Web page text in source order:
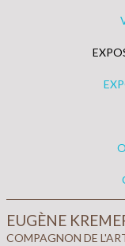
EUGÈNE
COMPAGNON DE